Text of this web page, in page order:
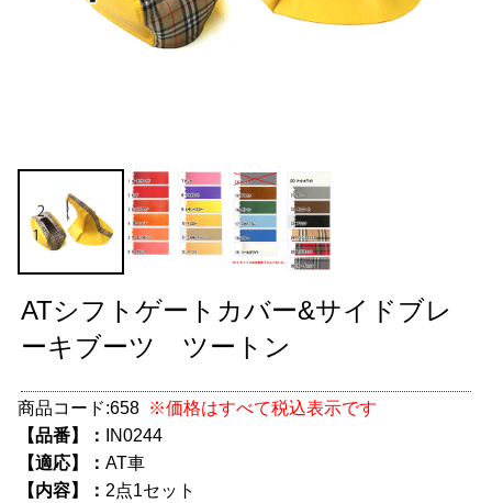
お得なセット商品
チームマルヤマ
デルタ秘蔵のレーシングコレクション
パーツ種別から選ぶ
中古パーツ/在庫限り
便利アイテム
ATシフトゲートカバー&サイドブレ
ーキブーツ ツートン
商品コード:658 ※価格はすべて税込表示です
【品番】：
IN0244
【適応】： AT車
【内容】： 2点1セット